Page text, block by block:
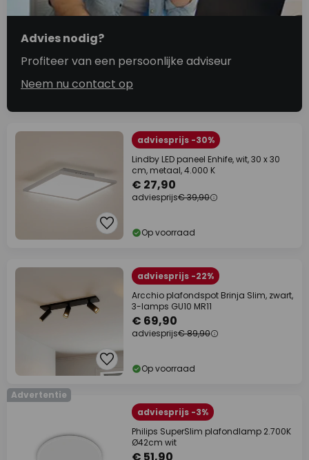
Advies nodig?
Profiteer van een persoonlijke adviseur
Neem nu contact op
adviesprijs -30%
Lindby LED paneel Enhife, wit, 30 x 30
cm, metaal, 4.000 K
€ 27,90
adviesprijs€ 39,90
Op voorraad
adviesprijs -22%
Arcchio plafondspot Brinja Slim, zwart,
3-lamps GU10 MR11
€ 69,90
adviesprijs€ 89,90
Op voorraad
Advertentie
adviesprijs -3%
Philips SuperSlim plafondlamp 2.700K
Ø42cm wit